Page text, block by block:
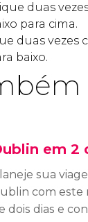
duas
para cima.
duas
baixo.
em 2
sua
com este
dois dias e